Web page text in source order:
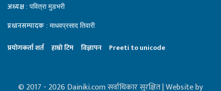
अध्यक्ष : पवित्रा मुडभरी
प्रधानसम्पादक : माधवप्रसाद तिवारी
प्रयाेगकर्ता शर्त हाम्राे टिम विज्ञापन Preeti to unicode
© 2017 - 2026 Dainiki.com सर्वाधिकार सुरक्षित | Website by